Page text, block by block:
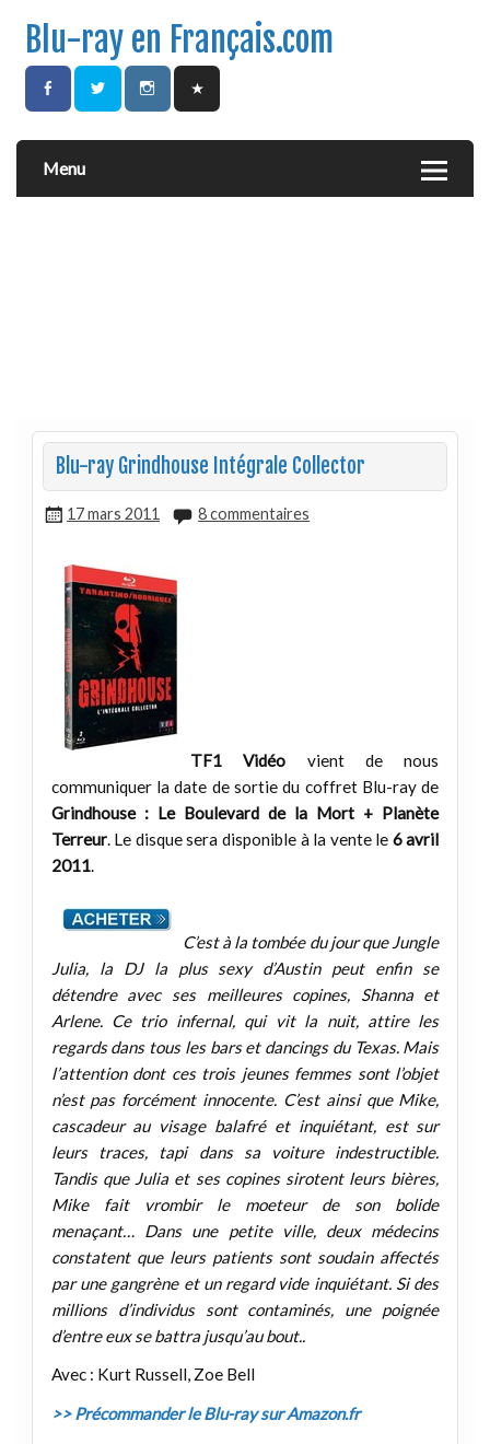
Blu-ray en Français.com
Menu
Blu-ray Grindhouse Intégrale Collector
17 mars 2011 8 commentaires
TF1 Vidéo vient de nous
communiquer la date de sortie du coffret Blu-ray de
Grindhouse : Le Boulevard de la Mort + Planète
Terreur. Le disque sera disponible à la vente le 6 avril
2011.
C’est à la tombée du jour que Jungle
Julia, la DJ la plus sexy d’Austin peut enfin se
détendre avec ses meilleures copines, Shanna et
Arlene. Ce trio infernal, qui vit la nuit, attire les
regards dans tous les bars et dancings du Texas. Mais
l’attention dont ces trois jeunes femmes sont l’objet
n’est pas forcément innocente. C’est ainsi que Mike,
cascadeur au visage balafré et inquiétant, est sur
leurs traces, tapi dans sa voiture indestructible.
Tandis que Julia et ses copines sirotent leurs bières,
Mike fait vrombir le moeteur de son bolide
menaçant… Dans une petite ville, deux médecins
constatent que leurs patients sont soudain affectés
par une gangrène et un regard vide inquiétant. Si des
millions d’individus sont contaminés, une poignée
d’entre eux se battra jusqu’au bout..
Avec : Kurt Russell, Zoe Bell
>> Précommander le Blu-ray sur Amazon.fr